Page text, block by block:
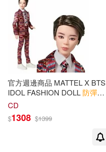
官方週邊商品 MATTEL X BTS
IDOL FASHION DOLL 防彈少
年團
CD
$1308 $1399